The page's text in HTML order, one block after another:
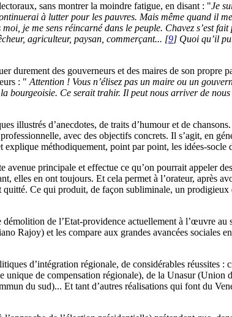
sans montrer la moindre fatigue, en disant : "Je
à lutter pour les pauvres. Mais même quand il
je me sens réincarné dans le peuple. Chavez s’est
agriculteur, paysan, commerçant... [9] Quoi qu’il
durement des gouverneurs et des maires de son propre
: " Attention ! Vous n’élisez pas un maire ou un
Ce serait trahir. Il peut nous arriver de
illustrés d’anecdotes, de traits d’humour et de
avec des objectifs concrets. Il s’agit, en
méthodiquement, point par point, les idées-socle
avenue principale et effectue ce qu’on pourrait appeler des
elles en ont toujours. Et cela permet à l’orateur, après
Ce qui produit, de façon subliminale, un
de l’Etat-providence actuellement à l’œuvre
Rajoy) et les compare aux grandes avancées sociales
d’intégration régionale, de considérables réussites :
de compensation régionale), de la Unasur (Union
du sud)... Et tant d’autres réalisations qui font du